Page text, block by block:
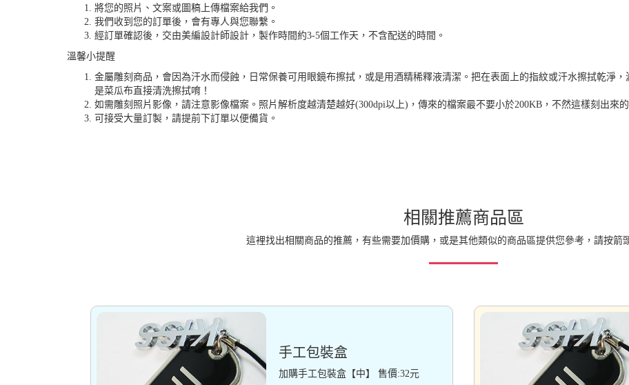
將您的照片、文案或圖稿上傳檔案給我們。
我們收到您的訂單後，會有專人與您聯繫。
經訂單確認後，交由美編設計師設計，製作時間約3-5個工作天，不含配送的時間。
溫馨小提醒
金屬雕刻商品，會因為汗水而侵蝕，日常保養可用眼鏡布擦拭，或是用酒精稀釋液清潔。把在表面上的指紋或汗水擦拭乾淨
是菜瓜布直接清洗擦拭唷！
如需雕刻照片影像，請注意影像檔案。照片解析度越清楚越好(300dpi以上)，傳來的檔案最不要小於200KB，不然這樣刻出來
可接受大量訂製，請提前下訂單以便備貨。
相關推薦商品區
這裡找出相關商品的推薦，有些需要加價購，或是其他類似的商品區提供您參考，請按箭
手工包裝盒
加購手工包裝盒【中】 售價:32元